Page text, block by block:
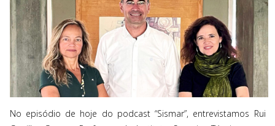
No episódio de hoje do podcast “Sismar”, entrevistamos Rui